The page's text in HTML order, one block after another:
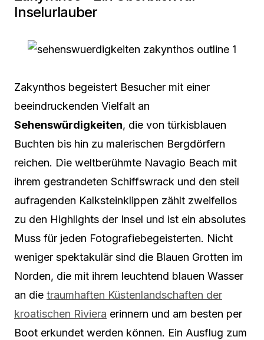
Inselurlauber
Zakynthos begeistert Besucher mit einer
beeindruckenden Vielfalt an
Sehenswürdigkeiten, die von türkisblauen
Buchten bis hin zu malerischen Bergdörfern
reichen. Die weltberühmte Navagio Beach mit
ihrem gestrandeten Schiffswrack und den steil
aufragenden Kalksteinklippen zählt zweifellos
zu den Highlights der Insel und ist ein absolutes
Muss für jeden Fotografiebegeisterten. Nicht
weniger spektakulär sind die Blauen Grotten im
Norden, die mit ihrem leuchtend blauen Wasser
an die traumhaften Küstenlandschaften der
kroatischen Riviera erinnern und am besten per
Boot erkundet werden können. Ein Ausflug zum